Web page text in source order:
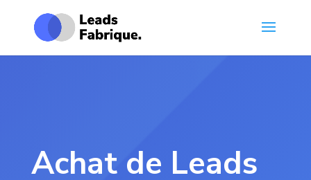
Achat de Leads